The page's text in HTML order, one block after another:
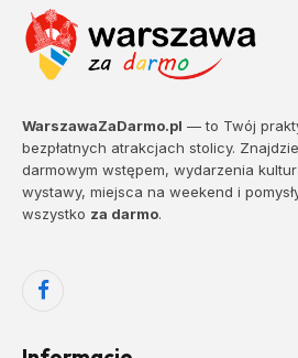
WarszawaZaDarmo.pl — to Twój
bezpłatnych atrakcjach stolicy.
darmowym wstępem, wydarzenia
wystawy, miejsca na weekend i
wszystko za darmo.
Facebook